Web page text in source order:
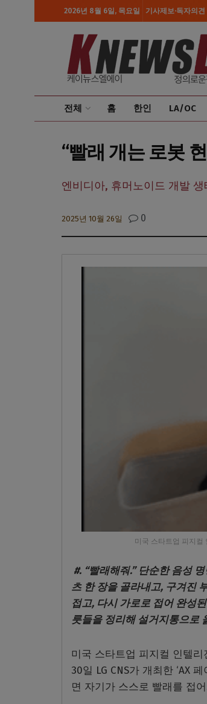
2026년 8월 6일, 목요일 기사제보·독자의견
전체 홈 한인 LA/OC
“빨래 개는 로봇
엔비디아, 휴머노이드 개발
2025년 10월 26일 0
미국 스타트업 피지컬
#. “빨래해줘.” 단순한 음성
츠 한 장을 골라내고, 구겨진
접고, 다시 가로로 접어 완성
릇들을 정리해 설거지통으로
미국 스타트업 피지컬 인텔
30일 LG CNS가 개최한 ‘AX
면 자기가 스스로 빨래를 접